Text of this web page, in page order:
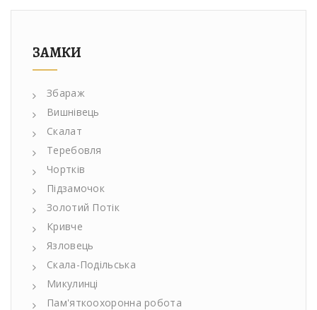
ЗАМКИ
Збараж
Вишнівець
Скалат
Теребовля
Чортків
Підзамочок
Золотий Потік
Кривче
Язловець
Скала-Подільська
Микулинці
Пам'яткоохоронна робота